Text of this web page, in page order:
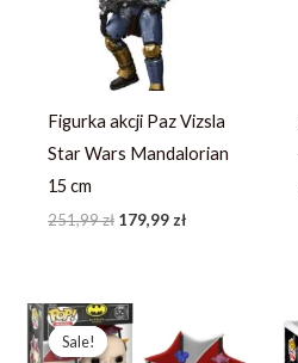
Figurka akcji Paz Vizsla
Star Wars Mandalorian
15 cm
251,99zł 179,99zł
Sale!
Sale!
Pierwotna
cena
wynosiła:
cena
wynosi: